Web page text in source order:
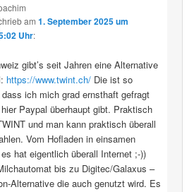
schriebam 1. September 2025 um
Uhr:
gibt’s seit Jahren eine Alternative
https://www.twint.ch/Die ist so
ich mich grad ernsthaft gefragt
Paypal überhaupt gibt. Praktisch
und man kann praktisch überall
Vom Hofladen in einsamen
hat eigentlich überall Internet ;-))
bis zu Digitec/Galaxus –
Alternative die auch genutzt wird. Es